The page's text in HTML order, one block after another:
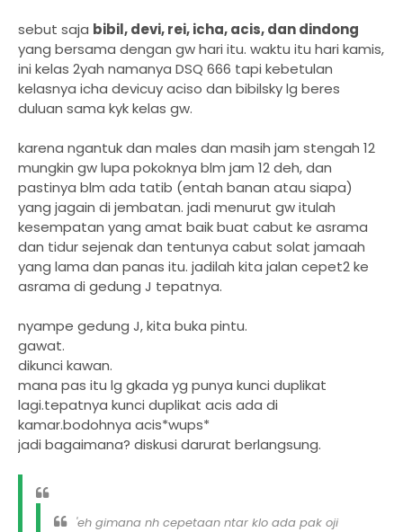
sebut saja bibil, devi, rei, icha, acis, dan dindong
yang bersama dengan gw hari itu. waktu itu hari kamis,
ini kelas 2yah namanya DSQ 666 tapi kebetulan
kelasnya icha devicuy aciso dan bibilsky lg beres
duluan sama kyk kelas gw.
karena ngantuk dan males dan masih jam stengah 12
mungkin gw lupa pokoknya blm jam 12 deh, dan
pastinya blm ada tatib (entah banan atau siapa)
yang jagain di jembatan. jadi menurut gw itulah
kesempatan yang amat baik buat cabut ke asrama
dan tidur sejenak dan tentunya cabut solat jamaah
yang lama dan panas itu. jadilah kita jalan cepet2 ke
asrama di gedung J tepatnya.
nyampe gedung J, kita buka pintu.
gawat.
dikunci kawan.
mana pas itu lg gkada yg punya kunci duplikat
lagi.tepatnya kunci duplikat acis ada di
kamar.bodohnya acis*wups*
jadi bagaimana? diskusi darurat berlangsung.
'eh gimana nh cepetaan ntar klo ada pak oji